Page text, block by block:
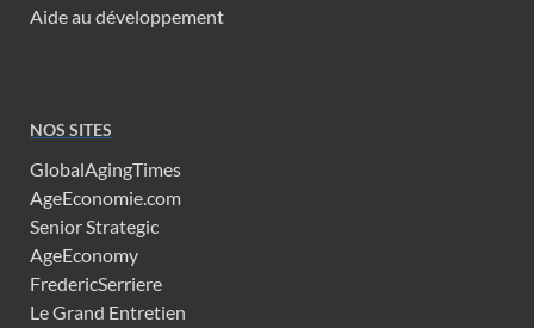
Aide au développement
NOS SITES
GlobalAgingTimes
AgeEconomie.com
Senior Strategic
AgeEconomy
FredericSerriere
Le Grand Entretien